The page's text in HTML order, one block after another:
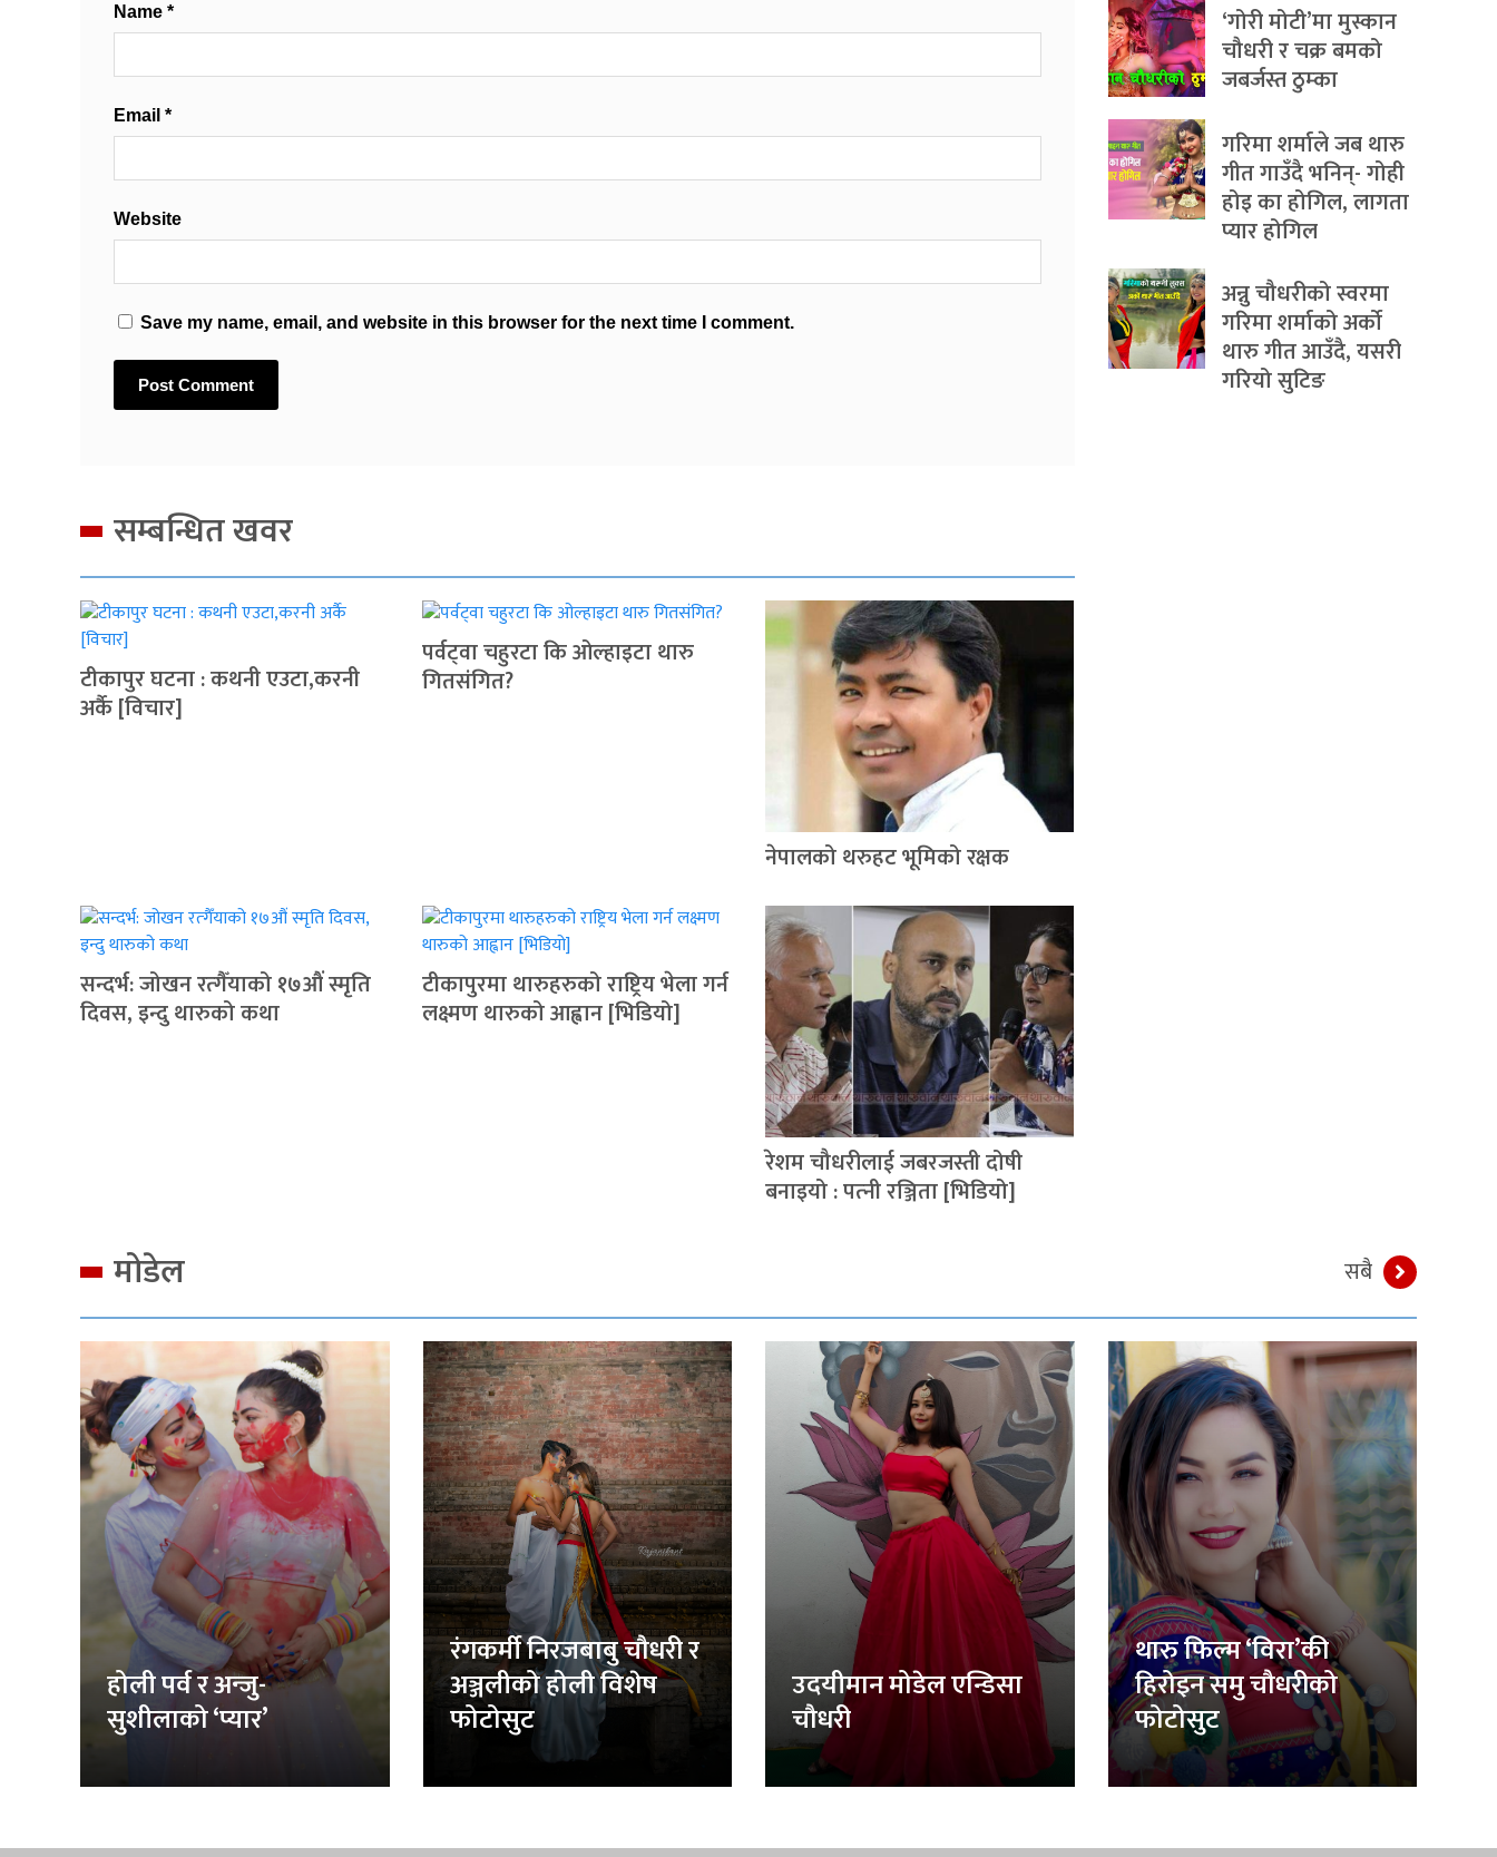
Name *
Email *
Website
Save my name, email, and website in this browser for the next time I comment.
सम्बन्धित खवर
टीकापुर घटना : कथनी एउटा,करनी
अर्कै [विचार]
पर्वट्‍वा चहुरटा कि ओल्हाइटा थारु
गितसंगित?
नेपालको थरुहट भूमिको रक्षक
सन्दर्भ: जोखन रत्गैँयाको १७औं स्मृति
दिवस, इन्दु थारुको कथा
टीकापुरमा थारुहरुको राष्ट्रिय भेला गर्न
लक्ष्मण थारुको आह्वान [भिडियो]
रेशम चौधरीलाई जबरजस्ती दोषी
बनाइयो : पत्‍नी रञ्जिता [भिडियो]
‘गोरी मोटी’मा मुस्कान
चौधरी र चक्र बमको
जबर्जस्त ठुम्का
गरिमा शर्माले जब थारु
गीत गाउँदै भनिन्- गोही
होइ का होगिल, लागता
प्यार होगिल
अन्नु चौधरीको स्वरमा
गरिमा शर्माको अर्को
थारु गीत आउँदै, यसरी
गरियो सुटिङ
मोडेल सबै
होली पर्व र अन्जु-
सुशीलाको ‘प्यार’
रंगकर्मी निरजबाबु चौधरी र
अञ्जलीको होली विशेष
फोटोसुट
उदयीमान मोडेल एन्डिसा
चौधरी
थारु फिल्म ‘विरा’की
हिरोइन समु चौधरीको
फोटोसुट